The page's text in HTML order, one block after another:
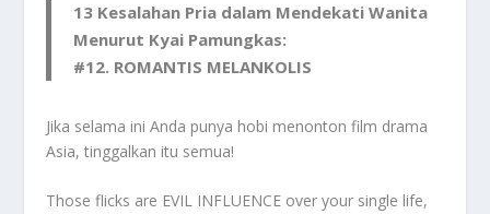
13 Kesalahan Pria dalam Mendekati Wanita
Menurut Kyai Pamungkas:
#12. ROMANTIS MELANKOLIS
Jika selama ini Anda punya hobi menonton film drama
Asia, tinggalkan itu semua!
Those flicks are EVIL INFLUENCE over your single life,